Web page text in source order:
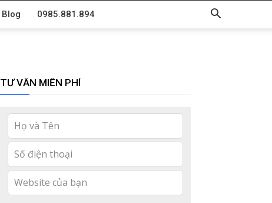
Blog 0985.881.894
TƯ VẤN MIỄN PHÍ
this
field
blank